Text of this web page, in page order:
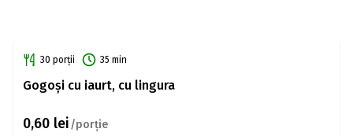
30 porții 35 min
Gogoși cu iaurt, cu lingura
0,60 lei/porție